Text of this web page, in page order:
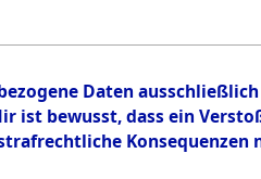
Daten
bewusst, dass ein
Konsequenzen